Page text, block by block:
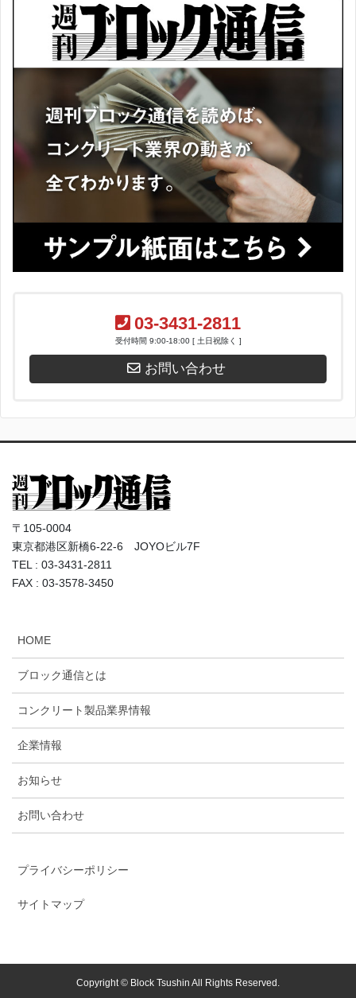
03-3431-2811
受付時間 9:00-18:00 [ 土日祝除く ]
お問い合わせ
〒105-0004
東京都港区新橋6-22-6 JOYOビル7F
TEL : 03-3431-2811
FAX : 03-3578-3450
HOME
ブロック通信とは
コンクリート製品業界情報
企業情報
お知らせ
お問い合わせ
プライバシーポリシー
サイトマップ
Copyright © Block Tsushin All Rights Reserved.